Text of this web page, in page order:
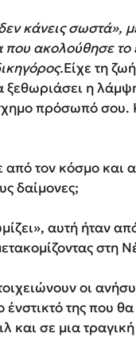
κάνεις σωστά»,
που ακολούθησε το
Είχε τη
ξεθωριάσει η
πρόσωπό σου.
τον κόσμο και
δαίμονες;
αυτή ήταν
στη
οι
ένστικτό της που
και σε μια